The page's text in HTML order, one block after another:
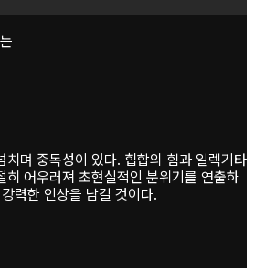
치며 중독성이 있다. 힙합의 힘과 일렉기타
히 어우러져 초현실적인 분위기를 연출하
력한 인상을 남길 것이다.